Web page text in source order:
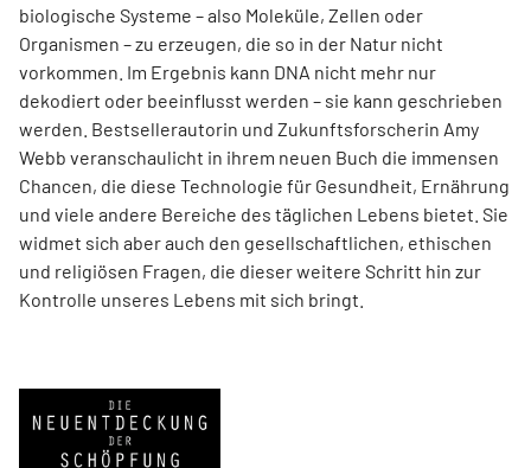
biologische Systeme – also Moleküle, Zellen oder
Organismen – zu erzeugen, die so in der Natur nicht
vorkommen. Im Ergebnis kann DNA nicht mehr nur
dekodiert oder beeinflusst werden – sie kann geschrieben
werden. Best­sellerautorin und Zukunftsforscherin Amy
Webb veranschaulicht in ihrem neuen Buch die immensen
Chancen, die diese Technologie für Gesundheit, Ernährung
und viele andere Bereiche des täglichen Lebens bietet. Sie
widmet sich aber auch den gesellschaftlichen, ethischen
und religiösen Fragen, die dieser weitere Schritt hin zur
Kontrolle unseres Lebens mit sich bringt.